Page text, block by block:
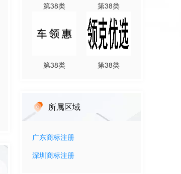
第38类 第38类
第38类 第38类
所属区域
广东商标注册
深圳 商标注册